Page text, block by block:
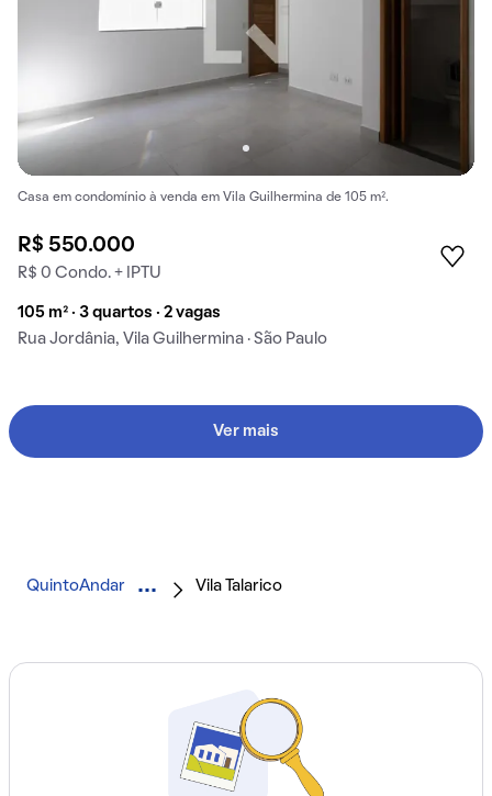
Casa em condomínio à venda em Vila Guilhermina de 105 m².
R$ 550.000
R$ 0 Condo. + IPTU
105 m² · 3 quartos · 2 vagas
Rua Jordânia, Vila Guilhermina · São Paulo
Ver mais
QuintoAndar Vila Talarico